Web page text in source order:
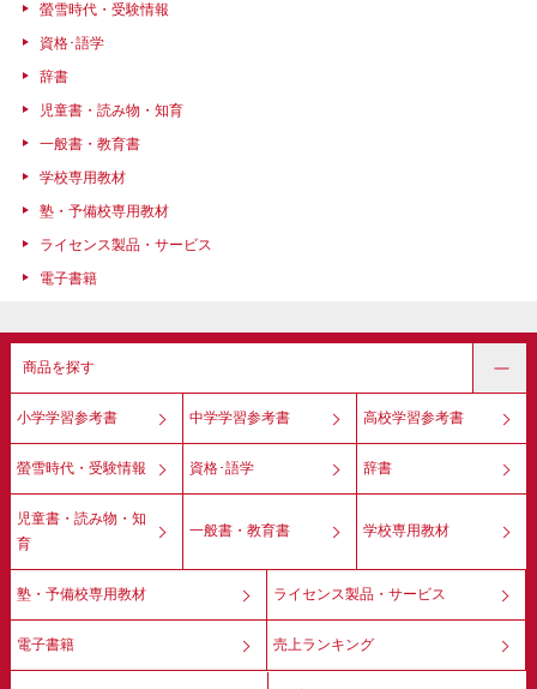
螢雪時代・受験情報
資格･語学
辞書
児童書・読み物・知育
一般書・教育書
学校専用教材
塾・予備校専用教材
ライセンス製品・サービス
電子書籍
商品を探す
小学学習参考書 中学学習参考書 高校学習参考書
螢雪時代・受験情報 資格･語学 辞書
児童書・読み物・知
育
一般書・教育書 学校専用教材
塾・予備校専用教材 ライセンス製品・サービス
電子書籍 売上ランキング